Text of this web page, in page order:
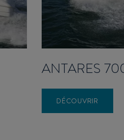
ANTARES
DÉCOUVRIR